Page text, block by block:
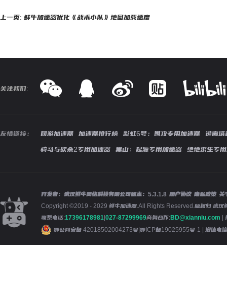
上一页: 鲜牛加速器优化《战术小队》地图加载速度
关注我们:
友情链接： 网游加速器 加速器排行榜 彩虹6号：围攻专用加速器
逃离塔
骑马与砍杀2专用加速器
黑山：起源专用加速器 绝地求生专
开发者：武汉鲜牛网络科技有限公司版本： 5.3.1.8 用户协议 隐私政策 关
Copyright ©2019 - 2029 鲜牛加速器.All Rights Reserved.版权归 武汉
联系电话:17396178981 027-87299969商务合作:BD@xianniu.com |
鄂公网安备 42018502004273号 鄂ICP备19025955号-1 | 增值电